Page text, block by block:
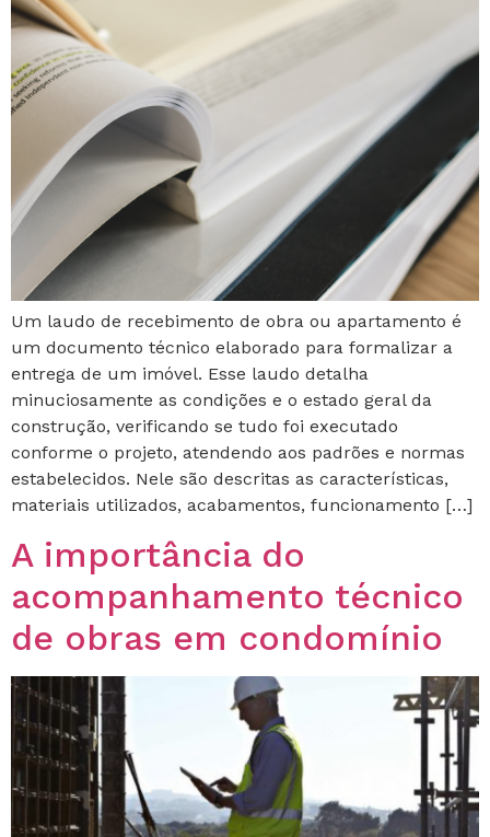
Um laudo de recebimento de obra ou apartamento é
um documento técnico elaborado para formalizar a
entrega de um imóvel. Esse laudo detalha
minuciosamente as condições e o estado geral da
construção, verificando se tudo foi executado
conforme o projeto, atendendo aos padrões e normas
estabelecidos. Nele são descritas as características,
materiais utilizados, acabamentos, funcionamento […]
A importância do
acompanhamento técnico
de obras em condomínio